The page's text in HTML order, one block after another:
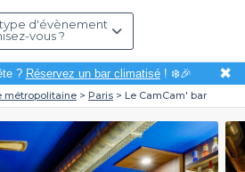
d'évènement
vous ?
? Réservez un bar climatisé! ❄️🎉 ✖
métropolitaine Paris Le CamCam' bar